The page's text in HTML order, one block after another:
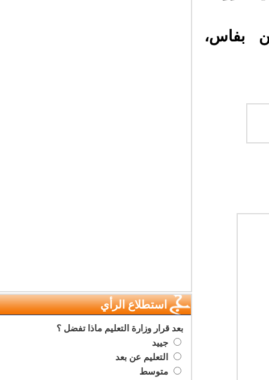
بفاس،
استطلاع الرأي
بعد قرار وزارة التعليم ماذا تفضل ؟
جييد
التعليم عن بعد
متوسط